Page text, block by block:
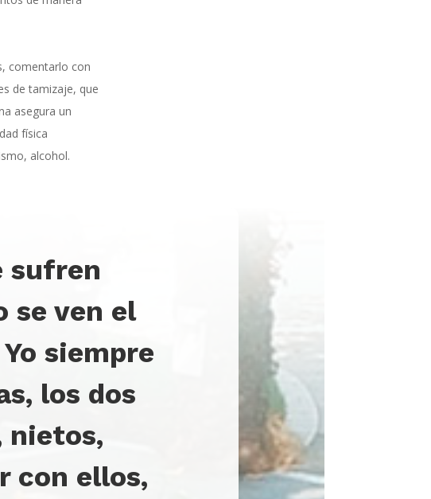
comentarlo con
de tamizaje, que
asegura un
física
alcohol.
sufren
se ven el
siempre
los dos
nietos,
con ellos,